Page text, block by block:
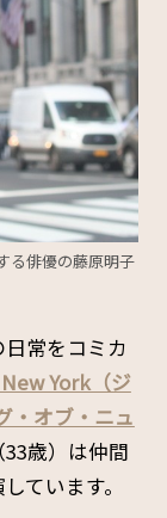
る俳優の藤原明子
常をコミカ
York（ジ
・オブ・ニュ
歳）は仲間
ています。